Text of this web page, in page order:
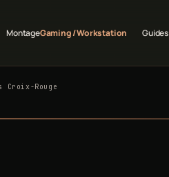
MontageGaming / Workstation Guides
Croix-Rouge